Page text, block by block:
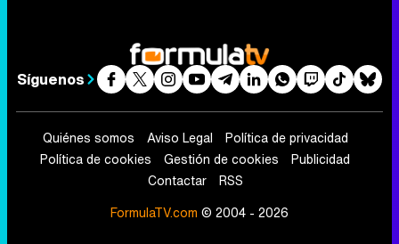
Síguenos
Quiénes somos Aviso Legal
Política de privacidad
Política de cookies
Gestión de cookies
Publicidad
Contactar
RSS
FormulaTV.com © 2004 - 2026